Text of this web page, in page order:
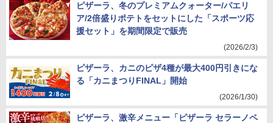
ピザーラ、冬のプレミアムクォーター/パエリ
ア/2倍盛りポテトをセットにした「スポーツ応
援セット」を期間限定で販売
(2026/2/3)
ピザーラ、カニのピザ4種が最大400円引きにな
る「カニまつりFINAL」開始
(2026/1/30)
ピザーラ、激辛メニュー「ピザーラ セラーノペ